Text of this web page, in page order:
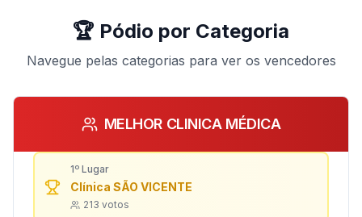
🏆 Pódio por Categoria
Navegue pelas categorias para ver os vencedores
MELHOR CLINICA MÉDICA
1º Lugar
Clínica SÃO VICENTE
213 votos